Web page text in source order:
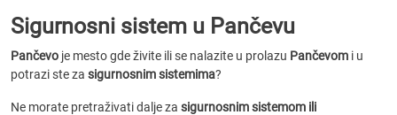
Sigurnosni sistem u Pančevu
Pančevo je mesto gde živite ili se nalazite u prolazu Pančevom i u
potrazi ste za sigurnosnim sistemima?
Ne morate pretraživati dalje za sigurnosnim sistemom ili